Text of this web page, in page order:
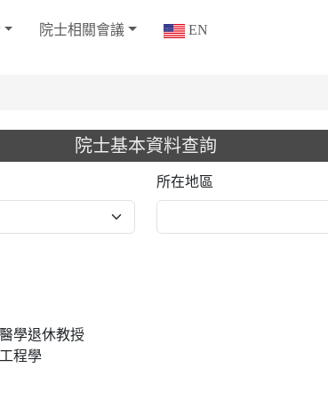
院士相關會議 EN
院士基本資料查詢
所在地區
學退休教授
程學